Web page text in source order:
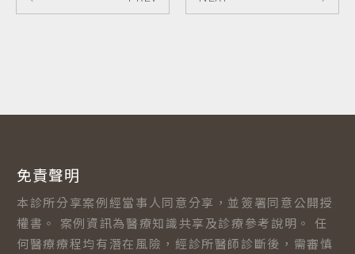
免責聲明
本診所分享案例經當事人同意分享，並簽署同意公開授
權書。 案例資訊為醫療知識共享及診療參考說明。 任
何醫療療程均有潛在風險，經診所醫師診斷後，需審慎